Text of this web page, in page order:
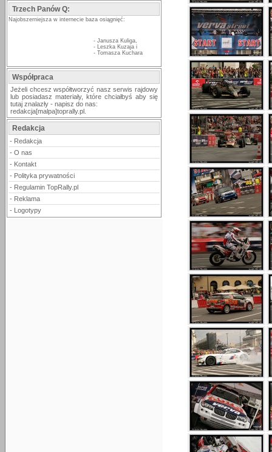
Trzech Panów Q:
Najobszerniejsza w internecie baza osiągnięć:
- Janusza Kuliga,
- Leszka Kuzaja i
- Tomasza Kuchara
Współpraca
Jeżeli chcesz współtworzyć nasz serwis rajdowy
lub posiadasz materiały, które chciałbyś aby się
tutaj znalazły - napisz do nas:
redakcja[malpa]toprally.pl.
Redakcja
- Redakcja
- O nas
- Kontakt
- Polityka prywatności
- Regulamin TopRally.pl
- Reklama
- Logotypy